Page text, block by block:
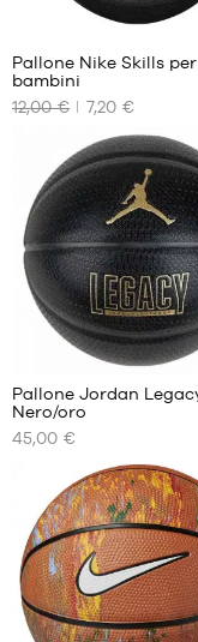
I
NOSTRI
DISPONIBILI
dimensione
3
Pallone Nike Skills per
bambini
12,00 €
7,20 €
I
NOSTRI
DISPONIBILI
dimensione
7
1
Pallone Jordan
Nero/oro
45,00 €